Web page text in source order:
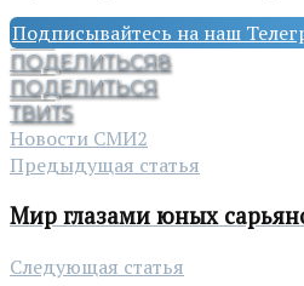
Подписывайтесь на наш
ПОДЕЛИТЬСЯ8
ПОДЕЛИТЬСЯ
ТВИТ5
Новости СМИ2
Предыдущая статья
Мир глазами юных
Следующая статья